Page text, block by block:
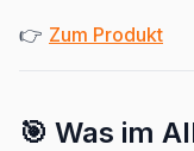
👉 Zum Produkt
🎯 Was im